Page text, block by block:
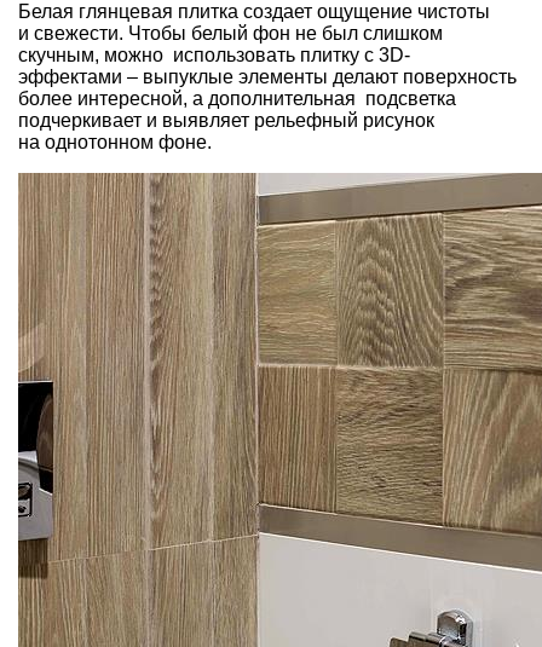
Белая глянцевая плитка создает ощущение чистоты
и свежести. Чтобы белый фон не был слишком
скучным, можно использовать плитку с 3D-
эффектами – выпуклые элементы делают поверхность
более интересной, а дополнительная подсветка
подчеркивает и выявляет рельефный рисунок
на однотонном фоне.